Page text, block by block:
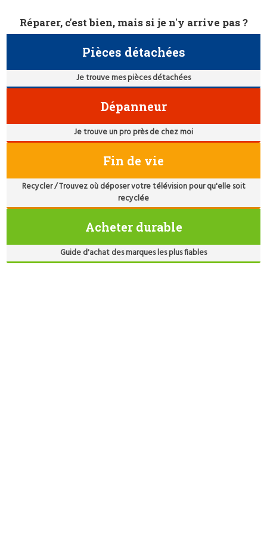
Réparer, c'est bien, mais si je n'y arrive pas ?
Pièces détachées
Je trouve mes pièces détachées
Dépanneur
Je trouve un pro près de chez moi
Fin de vie
Recycler / Trouvez où déposer votre télévision pour qu'elle soit
recyclée
Acheter durable
Guide d'achat des marques les plus fiables